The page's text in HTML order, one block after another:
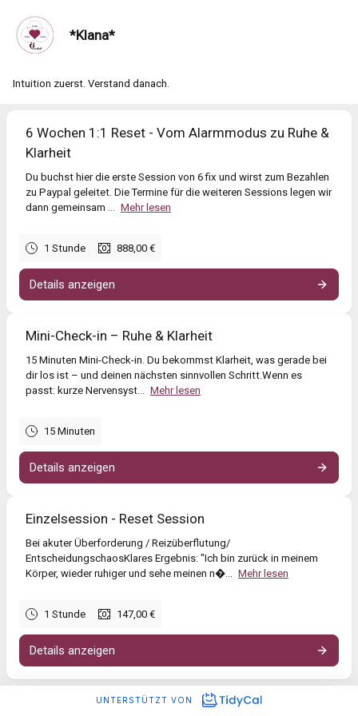
*Klana*
Intuition zuerst. Verstand danach.
6 Wochen 1:1 Reset - Vom Alarmmodus zu Ruhe &
Klarheit
Du buchst hier die erste Session von 6 fix und wirst zum Bezahlen
zu Paypal geleitet. Die Termine für die weiteren Sessions legen wir
dann gemeinsam ... Mehr lesen
1 Stunde 888,00 €
Details anzeigen
Mini-Check-in – Ruhe & Klarheit
15 Minuten Mini-Check-in. Du bekommst Klarheit, was gerade bei
dir los ist – und deinen nächsten sinnvollen Schritt.Wenn es
passt: kurze Nervensyst... Mehr lesen
15 Minuten
Details anzeigen
Einzelsession - Reset Session
Bei akuter Überforderung / Reizüberflutung/
EntscheidungschaosKlares Ergebnis: "Ich bin zurück in meinem
Körper, wieder ruhiger und sehe meinen n�... Mehr lesen
1 Stunde 147,00 €
Details anzeigen
UNTERSTÜTZT VON